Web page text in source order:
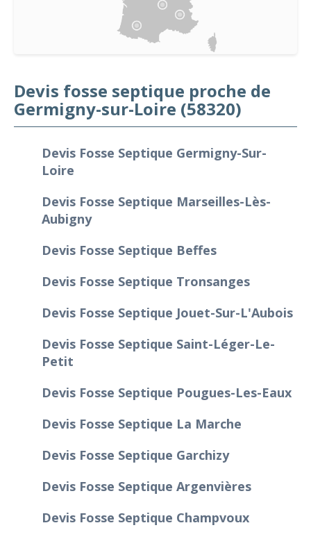
Devis fosse septique proche de
Germigny-sur-Loire (58320)
Devis Fosse Septique Germigny-Sur-
Loire
Devis Fosse Septique Marseilles-Lès-
Aubigny
Devis Fosse Septique Beffes
Devis Fosse Septique Tronsanges
Devis Fosse Septique Jouet-Sur-L'Aubois
Devis Fosse Septique Saint-Léger-Le-
Petit
Devis Fosse Septique Pougues-Les-Eaux
Devis Fosse Septique La Marche
Devis Fosse Septique Garchizy
Devis Fosse Septique Argenvières
Devis Fosse Septique Champvoux